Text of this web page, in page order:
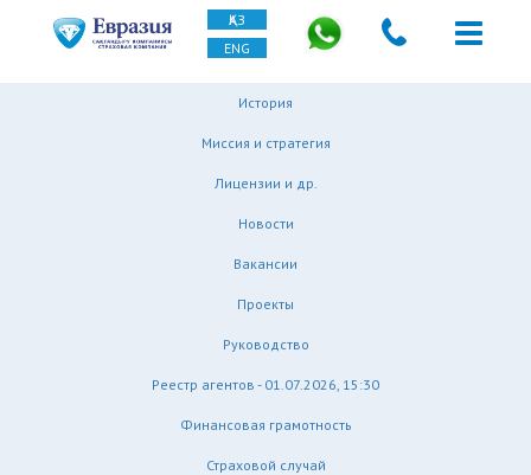
ҚАЗ
ENG
История
Миссия и стратегия
Лицензии и др.
Новости
Вакансии
Проекты
Руководство
Реестр агентов - 01.07.2026, 15:30
Финансовая грамотность
Страховой случай